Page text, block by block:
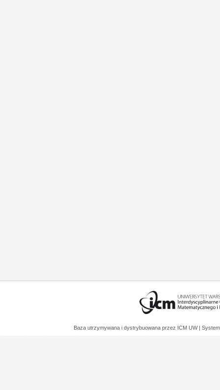
Baza utrzymywana i dystrybuowana przez ICM UW |